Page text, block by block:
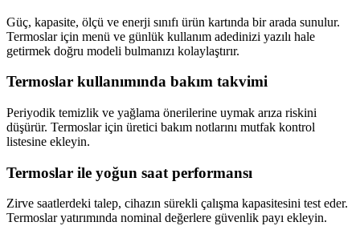
Güç, kapasite, ölçü ve enerji sınıfı ürün kartında bir arada sunulur.
Termoslar için menü ve günlük kullanım adedinizi yazılı hale
getirmek doğru modeli bulmanızı kolaylaştırır.
Termoslar kullanımında bakım takvimi
Periyodik temizlik ve yağlama önerilerine uymak arıza riskini
düşürür. Termoslar için üretici bakım notlarını mutfak kontrol
listesine ekleyin.
Termoslar ile yoğun saat performansı
Zirve saatlerdeki talep, cihazın sürekli çalışma kapasitesini test eder.
Termoslar yatırımında nominal değerlere güvenlik payı ekleyin.